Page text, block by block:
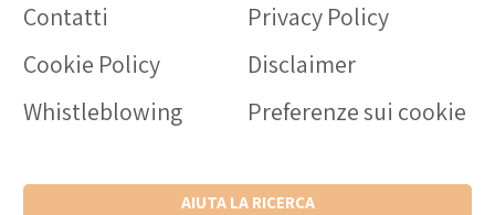
Contatti
Privacy Policy
Cookie Policy
Disclaimer
Whistleblowing
Preferenze sui cookie
AIUTA LA RICERCA